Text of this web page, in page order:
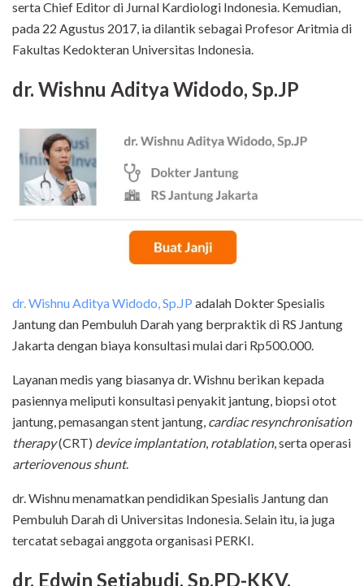
serta Chief Editor di Jurnal Kardiologi Indonesia. Kemudian,
pada 22 Agustus 2017, ia dilantik sebagai Profesor Aritmia di
Fakultas Kedokteran Universitas Indonesia.
dr. Wishnu Aditya Widodo, Sp.JP
dr. Wishnu Aditya Widodo, Sp.JP adalah Dokter Spesialis
Jantung dan Pembuluh Darah yang berpraktik di RS Jantung
Jakarta dengan biaya konsultasi mulai dari Rp500.000.
Layanan medis yang biasanya dr. Wishnu berikan kepada
pasiennya meliputi konsultasi penyakit jantung, biopsi otot
jantung, pemasangan stent jantung, cardiac resynchronisation
therapy(CRT) device implantation, rotablation, serta operasi
arteriovenous shunt.
dr. Wishnu menamatkan pendidikan Spesialis Jantung dan
Pembuluh Darah di Universitas Indonesia. Selain itu, ia juga
tercatat sebagai anggota organisasi PERKI.
dr. Edwin Setiabudi, Sp.PD-KKV,